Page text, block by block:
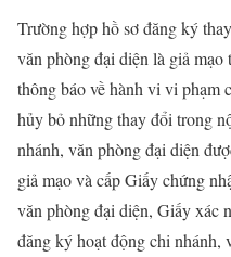
Trường hợp hồ sơ đăng ký
văn phòng đại diện là giả
thông báo về hành vi vi phạm
hủy bỏ những thay đổi trong
nhánh, văn phòng đại diện
giả mạo và cấp Giấy chứng
văn phòng đại diện, Giấy xác
đăng ký hoạt động chi nhánh,